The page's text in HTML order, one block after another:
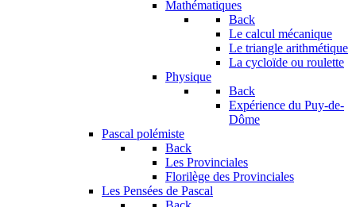
Mathématiques
Back
Le calcul mécanique
Le triangle arithmétique
La cycloïde ou roulette
Physique
Back
Expérience du Puy-de-
Dôme
Pascal polémiste
Back
Les Provinciales
Florilège des Provinciales
Les Pensées de Pascal